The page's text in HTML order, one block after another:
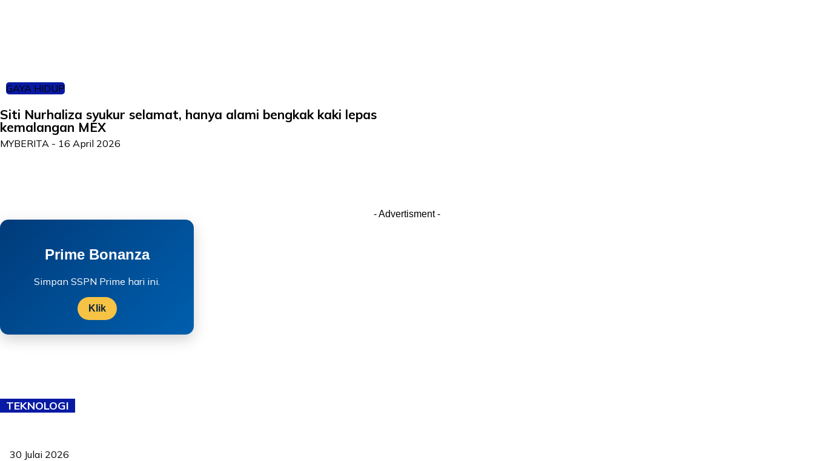
GAYA HIDUP
Siti Nurhaliza syukur selamat, hanya alami bengkak kaki lepas
kemalangan MEX
MYBERITA - 16 April 2026
- Advertisment -
Prime Bonanza
Simpan SSPN Prime hari ini.
Klik
TEKNOLOGI
30 Julai 2026